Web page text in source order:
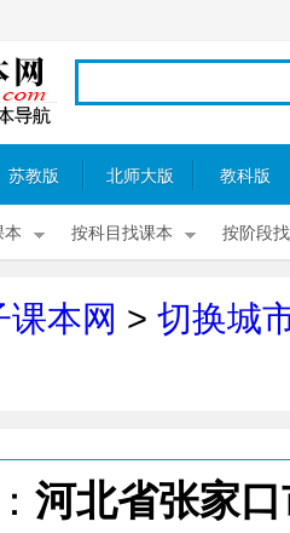
苏教版 北师大版 教科版
本 按科目找课本 按阶段
课本网 > 切换城
河北省张家